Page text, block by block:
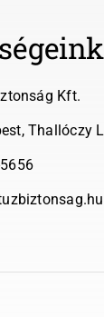
Kft.
Thallóczy